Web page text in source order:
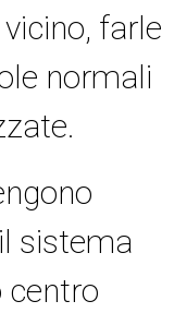
farle
normali
sistema
centro